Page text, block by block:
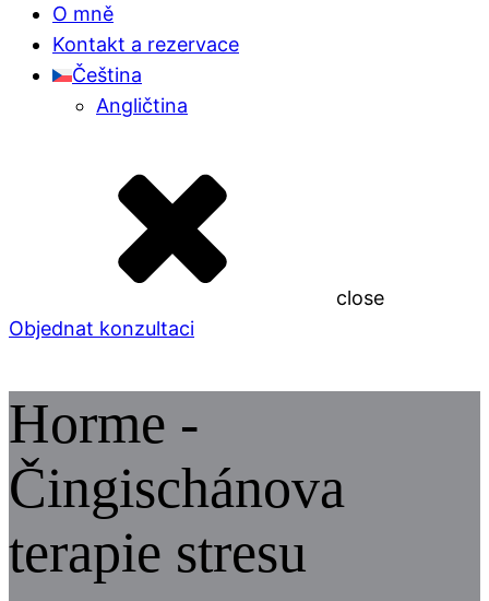
O mně
Kontakt a rezervace
Čeština
Angličtina
close
Objednat konzultaci
Horme -
Čingischánova
terapie stresu